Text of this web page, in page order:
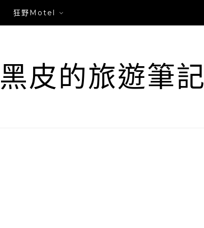
狂野Motel
黑皮的旅遊筆記